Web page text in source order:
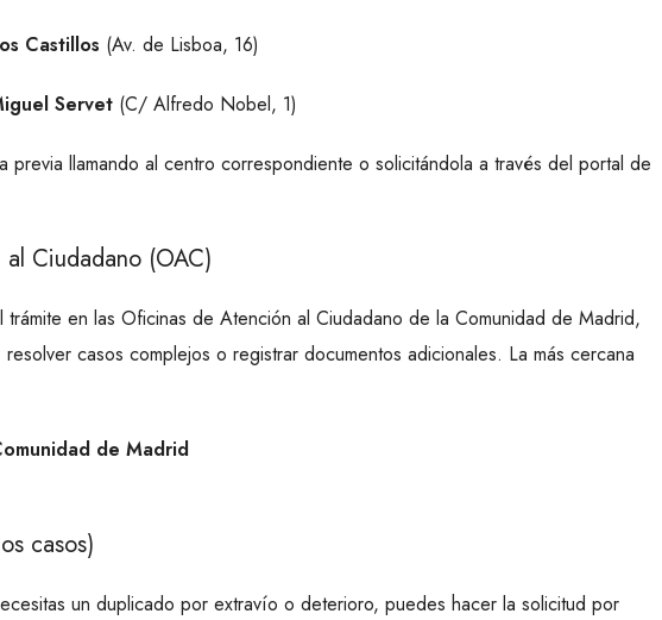
Castillos (Av. de Lisboa, 16)
Servet (C/ Alfredo Nobel, 1)
previa llamando al centro correspondiente o solicitándola a través del portal de
Ciudadano (OAC)
trámite en las Oficinas de Atención al Ciudadano de la Comunidad de Madrid,
casos complejos o registrar documentos adicionales. La más cercana
de Madrid
casos)
un duplicado por extravío o deterioro, puedes hacer la solicitud por